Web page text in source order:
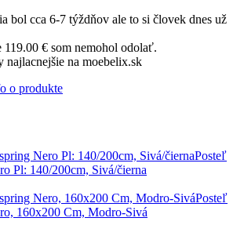
bol cca 6-7 týždňov ale to si človek dnes už
119.00 € som nemohol odolať.
najlacnejšie na moebelix.sk
o produkte
Posteľ
Pl: 140/200cm, Sivá/čierna
Posteľ
160x200 Cm, Modro-Sivá